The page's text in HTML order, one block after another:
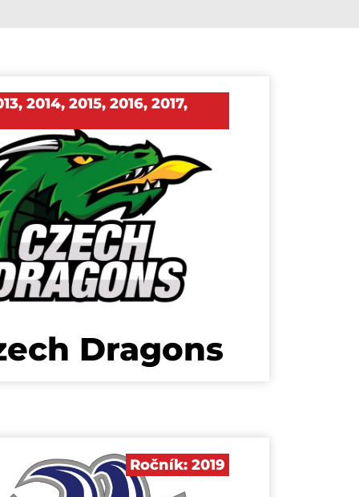
Dragons
, 2014, 2015, 2016, 2017,
Ročník: 2019